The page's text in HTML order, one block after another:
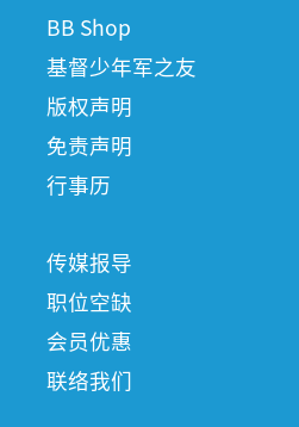
BB Shop
基督少年军之友
版权声明
免责声明
行事历
传媒报导
职位空缺
会员优惠
联络我们